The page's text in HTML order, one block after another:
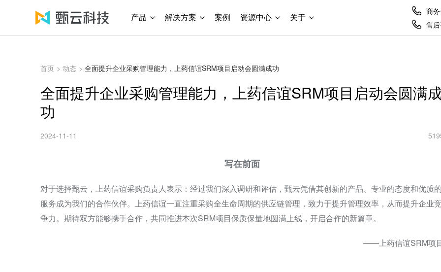
产品 解决方案 案例 资源中心 关于
商
售
首页 > 动态 > 全面提升企业采购管理能力，上药信谊SRM项目启动会圆满成功
全面提升企业采购管理能力，上药信谊SRM项目启动会圆满
功
2024-11-11
写在前面
对于选择甄云，上药信谊采购负责人表示：经过我们深入调研和评估，甄云凭借其创新的产品、专业的态度和优质
服务成为我们的合作伙伴。上药信谊一直注重采购全生命周期的供应链管理，致力于提升管理效率，从而提升企业
争力。期待双方能够携手合作，共同推进本次SRM项目保质保量地圆满上线，开启合作的新篇章。
——上药信谊SRM项